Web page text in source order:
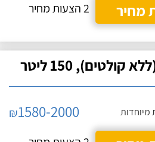
מחיר
2 הצעות מחיר
150 ליטר
מיוחדות
₪1580-2000